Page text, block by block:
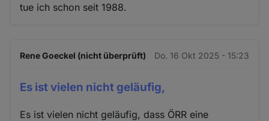
tue ich schon seit 1988.
Rene Goeckel (nicht überprüft) Do. 16 Okt 2025 - 15:23
Es ist vielen nicht geläufig,
Es ist vielen nicht geläufig, dass ÖRR eine